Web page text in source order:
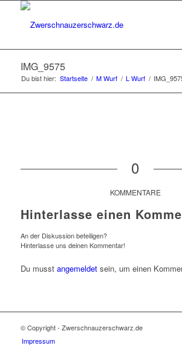
IMG_9575
Du bist hier: Startseite / M Wurf / L Wurf /
0
KOMMENTARE
Hinterlasse einen
An der Diskussion beteiligen?
Hinterlasse uns deinen Kommentar!
Du musst angemeldetsein, um einen
© Copyright - Zwerschnauzerschwarz.de
Impressum